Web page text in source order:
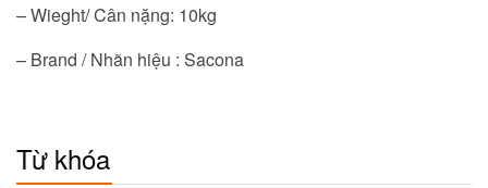
– Wieght/ Cân nặng: 10kg
– Brand / Nhãn hiệu : Sacona
Từ khóa